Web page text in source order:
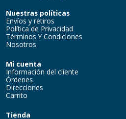
Nuestras políticas
Envíos y retiros
Política de Privacidad
Términos Y Condiciones
Nosotros
Mi cuenta
Información del cliente
Órdenes
Direcciones
Carrito
Tienda